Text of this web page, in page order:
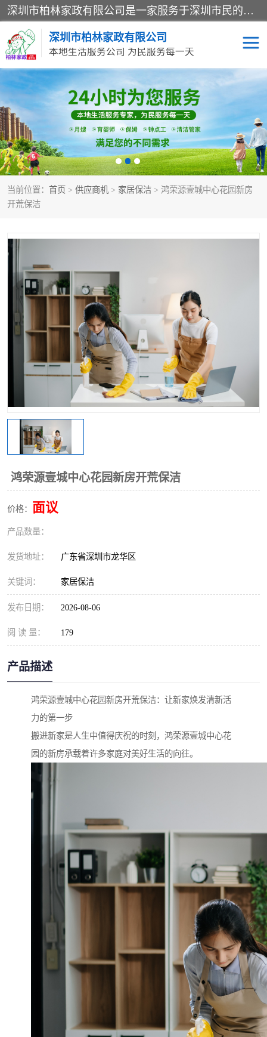
深圳市柏林家政有限公司是一家服务于深圳市民的专业家政公司。致力于为客户提供高质量、多维度的家庭服务，包括养老、母婴、月嫂育婴早教、康复理疗、家电清洗和保洁等方面的专业服务。
深圳市柏林家政有限公司
本地生活服务公司 为民服务每一天
当前位置： 首页 > 供应商机 > 家居保洁 > 鸿荣源壹城中心花园新房
开荒保洁
鸿荣源壹城中心花园新房开荒保洁
价格： 面议
产品数量：
发货地址： 广东省深圳市龙华区
关键词： 家居保洁
发布日期： 2026-08-06
阅 读 量： 179
产品描述
鸿荣源壹城中心花园新房开荒保洁：让新家焕发清新活
力的第一步
搬进新家是人生中值得庆祝的时刻，鸿荣源壹城中心花
园的新房承载着许多家庭对美好生活的向往。
家居保洁 护工月嫂
家庭保姆 家政服务